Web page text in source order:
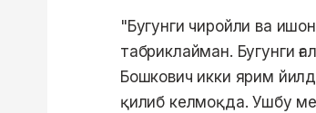
"Бугунги чиройли ва
табриклайман. Бугунги
Бошкович икки ярим
қилиб келмоқда. Ушбу